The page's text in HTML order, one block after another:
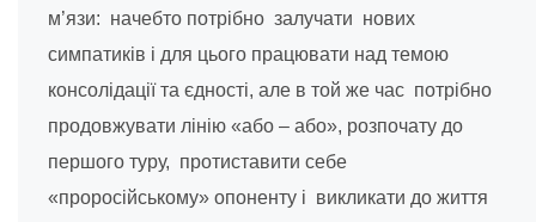
м’язи: начебто потрібно залучати нових
симпатиків і для цього працювати над темою
консолідації та єдності, але в той же час потрібно
продовжувати лінію «або – або», розпочату до
першого туру, протиставити себе
«проросійському» опоненту і викликати до життя